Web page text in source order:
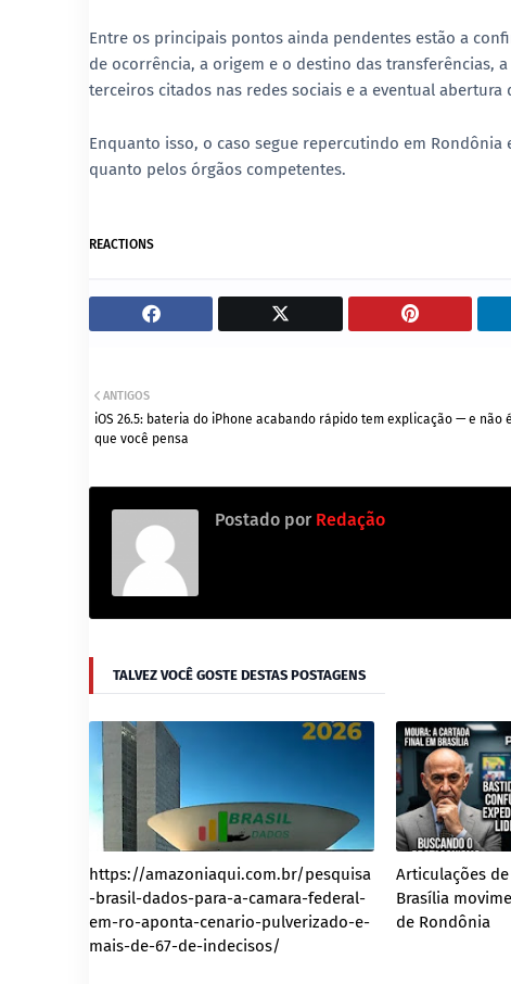
Entre os principais pontos ainda pendentes estão a
de ocorrência, a origem e o destino das transferências,
terceiros citados nas redes sociais e a eventual abertura
Enquanto isso, o caso segue repercutindo em
quanto pelos órgãos competentes.
REACTIONS
ANTIGOS
iOS 26.5: bateria do iPhone acabando rápido tem explicação — e não
que você pensa
Postado por Redação
TALVEZ VOCÊ GOSTE DESTAS POSTAGENS
https://amazoniaqui.com.br/pesquisa
-brasil-dados-para-a-camara-federal-
em-ro-aponta-cenario-pulverizado-e-
mais-de-67-de-indecisos/
Articulações
Brasília
de Rondônia